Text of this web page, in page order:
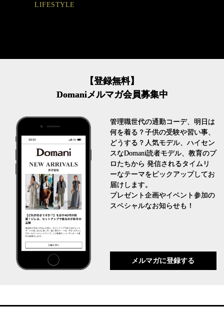
LIFESTYLE
【登録無料】
Domaniメルマガ会員募集中
管理職世代の通勤コーデ、明日は
何を着る？子供の受験や習い事、
どうする？人気モデル、ハイセン
スなDomani読者モデル、教育のプ
ロたちから 発信されるタイムリ
ーなテーマをピックアップしてお
届けします。
プレゼント企画やイベント参加の
スペシャルなお知らせも！
メルマガに登録する